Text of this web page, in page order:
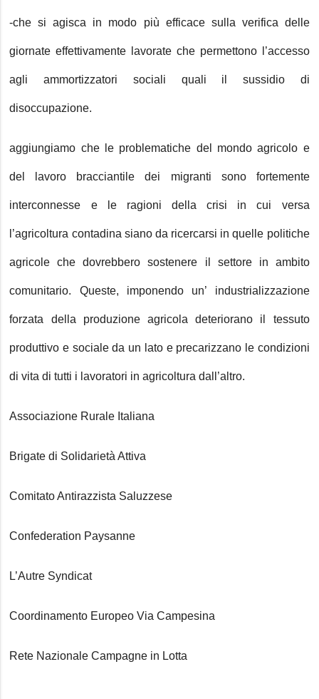
-che si agisca in modo più efficace sulla verifica delle
giornate effettivamente lavorate che permettono l’accesso
agli ammortizzatori sociali quali il sussidio di
disoccupazione.
aggiungiamo che le problematiche del mondo agricolo e
del lavoro bracciantile dei migranti sono fortemente
interconnesse e le ragioni della crisi in cui versa
l’agricoltura contadina siano da ricercarsi in quelle politiche
agricole che dovrebbero sostenere il settore in ambito
comunitario. Queste, imponendo un’ industrializzazione
forzata della produzione agricola deteriorano il tessuto
produttivo e sociale da un lato e precarizzano le condizioni
di vita di tutti i lavoratori in agricoltura dall’altro.
Associazione Rurale Italiana
Brigate di Solidarietà Attiva
Comitato Antirazzista Saluzzese
Confederation Paysanne
L’Autre Syndicat
Coordinamento Europeo Via Campesina
Rete Nazionale Campagne in Lotta